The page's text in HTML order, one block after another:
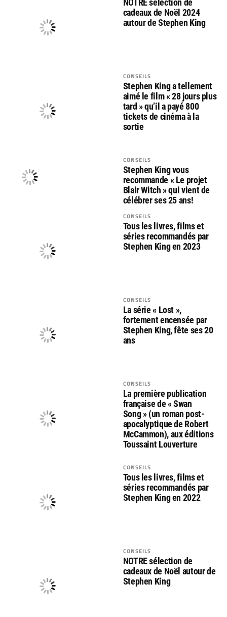
cadeaux de Noël 2024
autour de Stephen King
CONSEILS
Stephen King a tellement
aimé le film « 28 jours plus
tard » qu’il a payé 800
tickets de cinéma à la
sortie
CONSEILS
Stephen King vous
recommande « Le projet
Blair Witch » qui vient de
célébrer ses 25 ans!
CONSEILS
Tous les livres, films et
séries recommandés par
Stephen King en 2023
CONSEILS
La série « Lost »,
fortement encensée par
Stephen King, fête ses 20
ans
CONSEILS
La première publication
française de « Swan
Song » (un roman post-
apocalyptique de Robert
McCammon), aux éditions
Toussaint Louverture
CONSEILS
Tous les livres, films et
séries recommandés par
Stephen King en 2022
CONSEILS
NOTRE sélection de
cadeaux de Noël autour de
Stephen King